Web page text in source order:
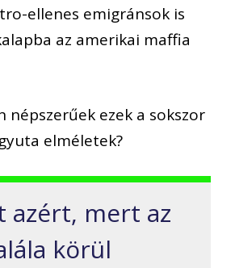
ellenes emigránsok is
az amerikai maffia
népszerűek ezek a sokszor
elméletek?
azért, mert az
körül